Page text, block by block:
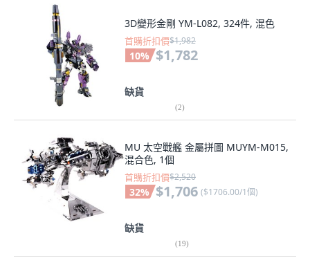
3D變形金剛 YM-L082, 324件, 混色
首購折扣價$1,982
10% $1,782
缺貨
(2)
MU 太空戰艦 金屬拼圖 MUYM-M015,
混合色, 1個
首購折扣價$2,520
32% $1,706 ($1706.00/1個)
缺貨
(19)